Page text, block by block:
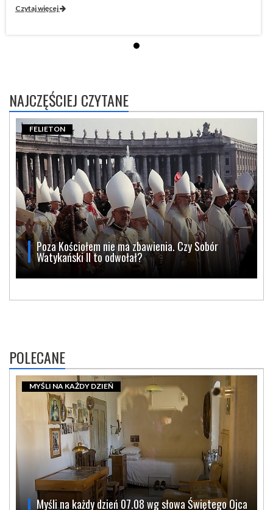
Czytaj więcej
NAJCZĘŚCIEJ CZYTANE
Poza Kościołem nie ma zbawienia. Czy Sobór
Watykański II to odwołał?
FELIETON
POLECANE
Myśli na każdy dzień 07.08 wg słowa Świętego Ojca
MYŚLI NA KAŻDY DZIEŃ